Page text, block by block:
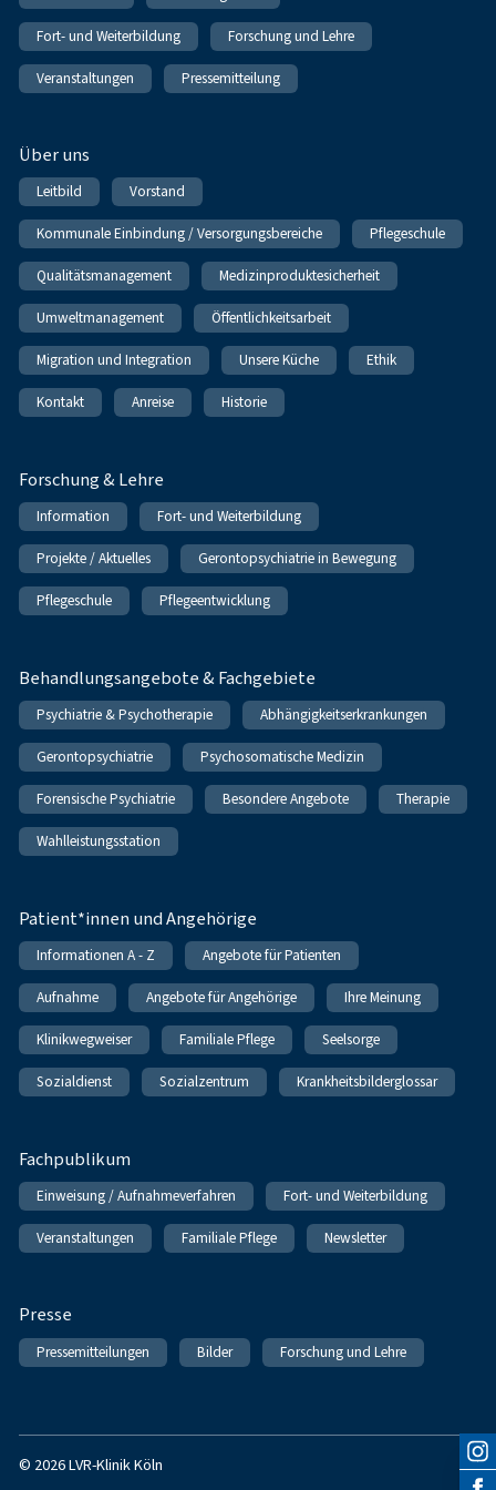
Fort- und Weiterbildung Forschung und Lehre
Veranstaltungen Pressemitteilung
Über uns
Leitbild Vorstand
Kommunale Einbindung / Versorgungsbereiche Pflegeschule
Qualitätsmanagement Medizinproduktesicherheit
Umweltmanagement Öffentlichkeitsarbeit
Migration und Integration Unsere Küche Ethik
Kontakt Anreise Historie
Forschung & Lehre
Information Fort- und Weiterbildung
Projekte / Aktuelles Gerontopsychiatrie in Bewegung
Pflegeschule Pflegeentwicklung
Behandlungsangebote & Fachgebiete
Psychiatrie & Psychotherapie Abhängigkeitserkrankungen
Gerontopsychiatrie Psychosomatische Medizin
Forensische Psychiatrie Besondere Angebote Therapie
Wahlleistungsstation
Patient*innen und Angehörige
Informationen A - Z Angebote für Patienten
Aufnahme Angebote für Angehörige Ihre Meinung
Klinikwegweiser Familiale Pflege Seelsorge
Sozialdienst Sozialzentrum Krankheitsbilderglossar
Fachpublikum
Einweisung / Aufnahmeverfahren Fort- und Weiterbildung
Veranstaltungen Familiale Pflege Newsletter
Presse
Pressemitteilungen Bilder Forschung und Lehre
© 2026 LVR-Klinik Köln